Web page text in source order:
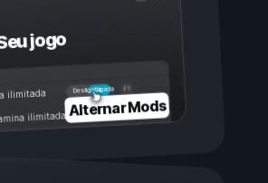
jogo
Ligada
Desligada
ilimitada
ilimitadaAlternar Mods